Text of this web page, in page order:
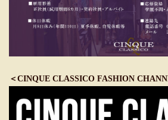
＜CINQUE CLASSICO FASHION